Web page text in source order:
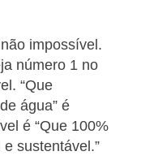
impossível.
número 1 no
“Que
água” é
é “Que 100%
sustentável.”